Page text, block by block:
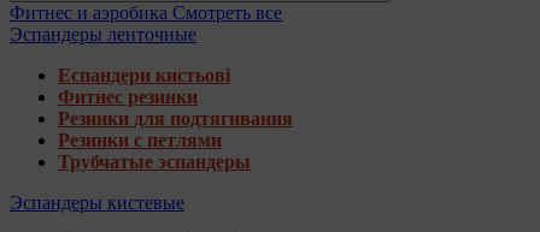
Фитнес и аэробика Смотреть все
Эспандеры ленточные
Еспандери кистьові
Фитнес резинки
Резинки для подтягивания
Резинки с петлями
Трубчатые эспандеры
Эспандеры кистевые